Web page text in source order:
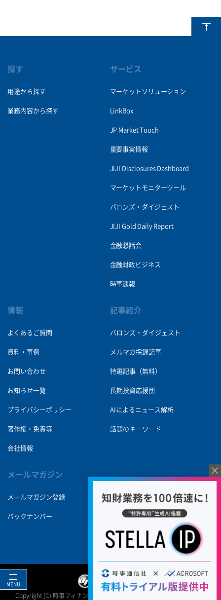
MENU
探す
用途から探す
業務内容から探す
サービス
マーケットソリューション
LinkBox
JP Market Touch
重要事実情報
JIJI Disclosures Dashboard
マーケットモニターツール
バロンズ・ダイジェスト
JIJI Gold Daily Report
金融懇話会
金融財政ビジネス
時事速報
情報
よくあるご質問
資料・事例
お問い合わせ
お知らせ一覧
プライバシーポリシー
著作権・免責等
会社情報
記事紹介
バロンズ・ダイジェスト
メルマガ採録記事
特選記事（無料）
長期投資応援団
AIによるニュース解析
話題のキーワード
メールマガジン
メールマガジン登録
バックナンバー
Copyright (C) 時事フィナンシャルソリューションズ All Right Reserved.